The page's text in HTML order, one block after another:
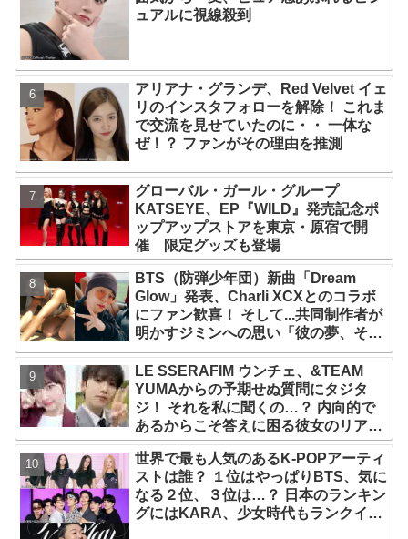
ュアルに視線殺到
アリアナ・グランデ、Red Velvet イェ
リのインスタフォローを解除！ これま
で交流を見せていたのに・・ 一体な
ぜ！？ ファンがその理由を推測
グローバル・ガール・グループ
KATSEYE、EP『WILD』発売記念ポ
ップアップストアを東京・原宿で開
催 限定グッズも登場
BTS（防弾少年団）新曲「Dream
Glow」発表、Charli XCXとのコラボ
にファン歓喜！ そして...共同制作者が
明かすジミンへの思い「彼の夢、そし
て彼の絶望から生まれた歌」
LE SSERAFIM ウンチェ、&TEAM
YUMAからの予期せぬ質問にタジタ
ジ！ それを私に聞くの…？ 内向的で
あるからこそ答えに困る彼女のリアク
ションがかわいすぎる
世界で最も人気のあるK-POPアーティ
ストは誰？ １位はやっぱりBTS、気に
なる２位、３位は…？ 日本のランキン
グにはKARA、少女時代もランクイ